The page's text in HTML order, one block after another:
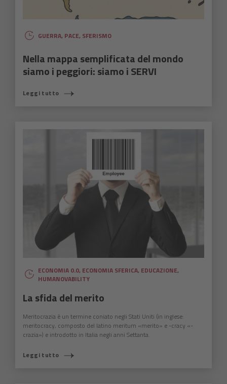
GUERRA, PACE, SFERISMO
Nella mappa semplificata del mondo
siamo i peggiori: siamo i SERVI
Leggi tutto
ECONOMIA 0.0, ECONOMIA SFERICA, EDUCAZIONE,
HUMANOVABILITY
La sfida del merito
Meritocrazia è un termine coniato negli Stati Uniti (in inglese:
meritocracy, composto del latino meritum «merito» e -cracy «-
crazia») e introdotto in Italia negli anni Settanta.
Leggi tutto